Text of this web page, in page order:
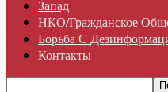
Запад
НКО/гражданское
Борьба С
Контакты